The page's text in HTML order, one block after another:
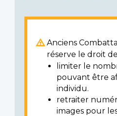
Anciens
réserve le droit
limiter le
pouvant être
individu.
retraiter
images pour